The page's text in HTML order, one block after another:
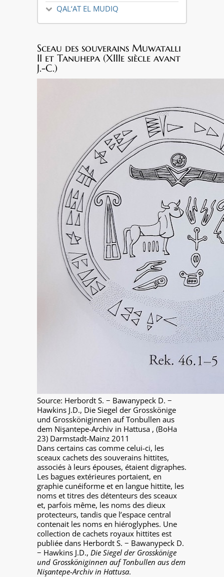
QAL‘AT EL MUDIQ
Sceau des souverains Muwatalli
II et Tanuhepa (XIIIe siècle avant
J.-C.)
Source: Herbordt S. − Bawanypeck D. −
Hawkins J.D., Die Siegel der Grosskönige
und Grossköniginnen auf Tonbullen aus
dem Nişantepe-Archiv in Hattusa , (BoHa
23) Darmstadt-Mainz 2011
Dans certains cas comme celui-ci, les
sceaux cachets des souverains hittites,
associés à leurs épouses, étaient digraphes.
Les bagues extérieures portaient, en
graphie cunéiforme et en langue hittite, les
noms et titres des détenteurs des sceaux
et, parfois même, les noms des dieux
protecteurs, tandis que l’espace central
contenait les noms en hiéroglyphes. Une
collection de cachets royaux hittites est
publiée dans Herbordt S. − Bawanypeck D.
− Hawkins J.D., Die Siegel der Grosskönige
und Grossköniginnen auf Tonbullen aus dem
Nişantepe-Archiv in Hattusa.